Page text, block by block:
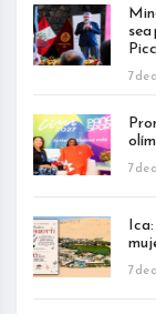
7 de
7 de
7 de